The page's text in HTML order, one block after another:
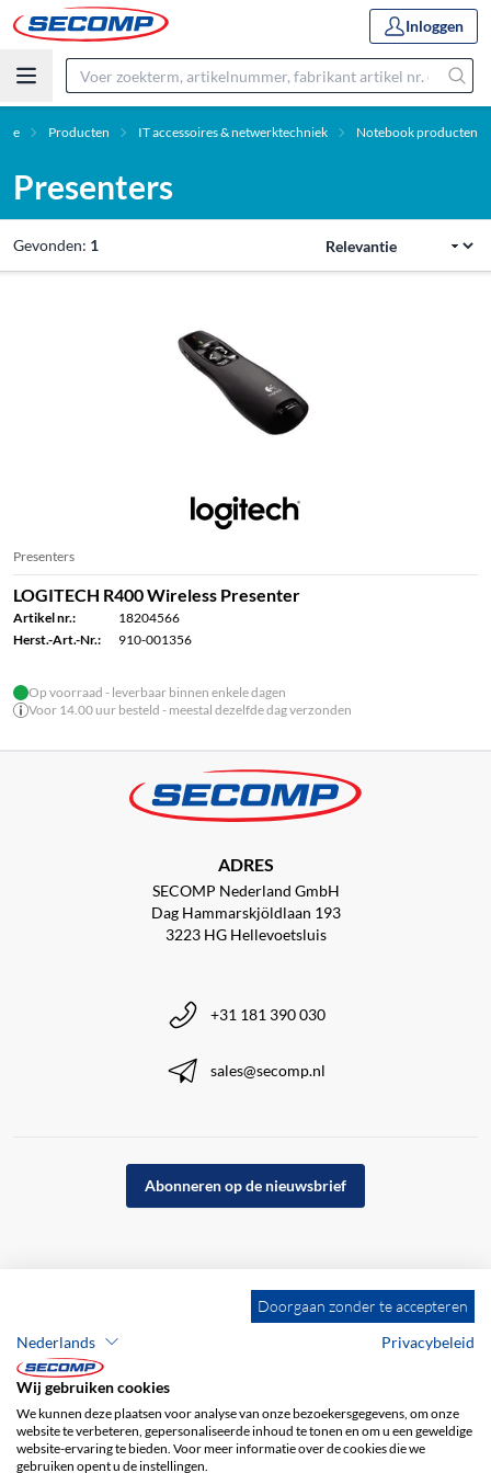
Inloggen
Producten IT accessoires & netwerktechniek Notebook producten
Presenters
Gevonden: 1
Presenters
LOGITECH R400 Wireless Presenter
Artikel nr.:
18204566
Herst.-Art.-Nr.:
910-001356
Op voorraad - leverbaar binnen enkele dagen
Voor 14.00 uur besteld - meestal dezelfde dag verzonden
ADRES
SECOMP Nederland GmbH
Dag Hammarskjöldlaan 193
3223 HG Hellevoetsluis
+31 181 390 030
sales@secomp.nl
Abonneren op de nieuwsbrief
Doorgaan zonder te accepteren
Nederlands
Privacybeleid
Wij gebruiken cookies
We kunnen deze plaatsen voor analyse van onze bezoekersgegevens, om onze
website te verbeteren, gepersonaliseerde inhoud te tonen en om u een geweldige
website-ervaring te bieden. Voor meer informatie over de cookies die we
gebruiken opent u de instellingen.